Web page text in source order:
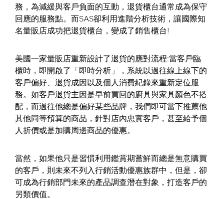
務，為減緩與客戶負面的互動，退貨櫃台通常成為保守
回應的服務點。而SAS卻利用進階分析技術，讓國際知
名量販店成功把退貨櫃台，變成了銷售櫃台!
美國一家量販店重新設計了退貨的應對流程:當客戶臨
櫃時，即開啟了「即時分析」，系統以過往線上線下的
客戶偏好、退貨成因以及個人消費紀錄來重新定位服
務。如客戶退貨主因是早前買回的廚具與家具顏色不搭
配，而過往他總是偏好某些品牌，我們即可當下推薦他
其他同等預算的商品，針對店內忠實客戶，甚至給予個
人折價或是加購周邊商品的優惠。
當然，如果他只是習慣利用鑑賞期嘗鮮而總是無意購買
的客戶，則未來不列入行銷活動優惠族群中，但是，卻
可成為行銷部門未來的產品調查潛在對象，打造客戶的
另類價值。